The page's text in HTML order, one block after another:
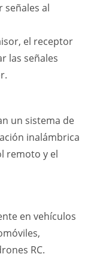
al
el receptor
las señales
un sistema de
inalámbrica
remoto y el
en vehículos
RC.